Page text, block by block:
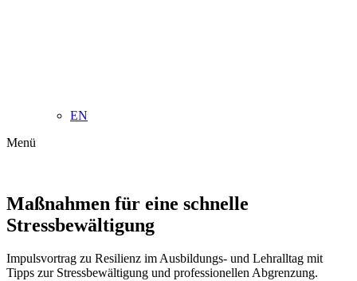
EN
Menü
Maßnahmen für eine schnelle
Stressbewältigung
Impulsvortrag zu Resilienz im Ausbildungs- und Lehralltag mit
Tipps zur Stressbewältigung und professionellen Abgrenzung.